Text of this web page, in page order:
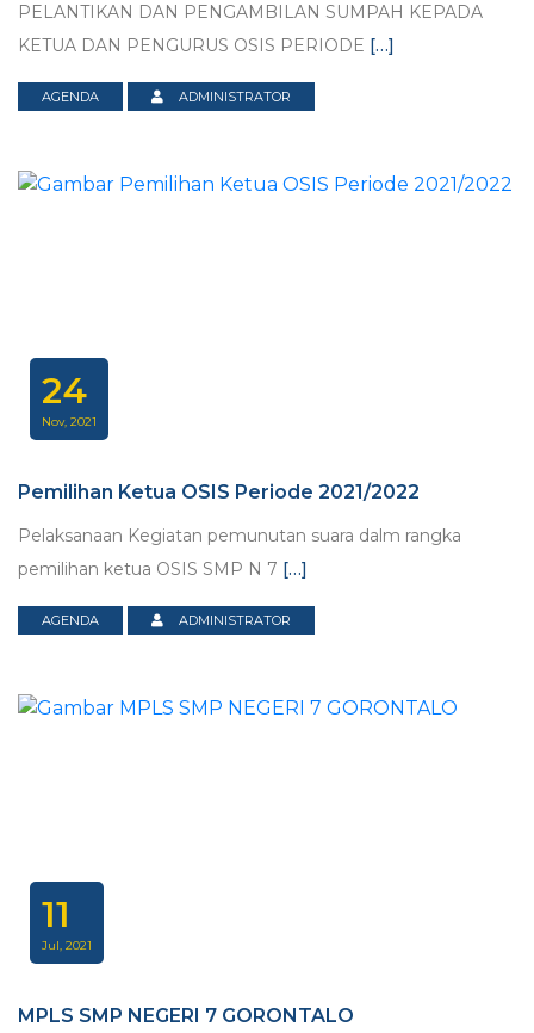
PELANTIKAN DAN PENGAMBILAN SUMPAH KEPADA
KETUA DAN PENGURUS OSIS PERIODE […]
AGENDA ADMINISTRATOR
24
Nov, 2021
Pemilihan Ketua OSIS Periode 2021/2022
Pelaksanaan Kegiatan pemunutan suara dalm rangka
pemilihan ketua OSIS SMP N 7 […]
AGENDA ADMINISTRATOR
11
Jul, 2021
MPLS SMP NEGERI 7 GORONTALO